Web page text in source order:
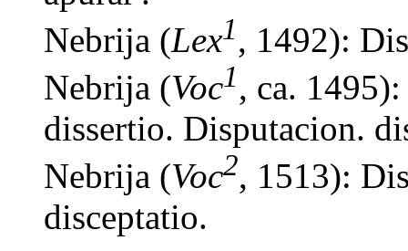
Nebrija (Lex1, 1492):
Nebrija (Voc1, ca.
dissertio. Disputacion.
Nebrija (Voc2, 1513):
disceptatio.